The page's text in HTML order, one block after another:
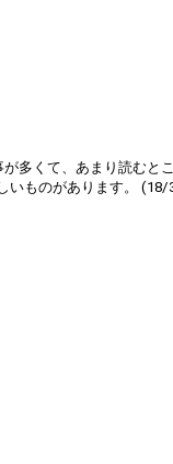
多くて、あまり読むと
いものがあります。